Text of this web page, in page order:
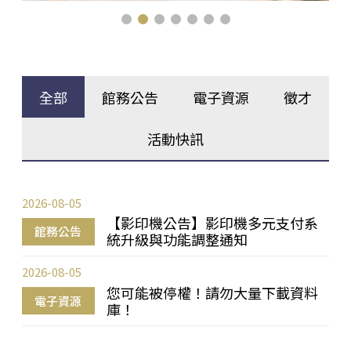
全部 館務公告 電子資源 徵才
活動快訊
館務公告
【影印機公告】影印機多元支付系
統升級與功能調整通知
2026-08-05
電子資源
您可能被停權！請勿大量下載資料
庫！
2026-08-05